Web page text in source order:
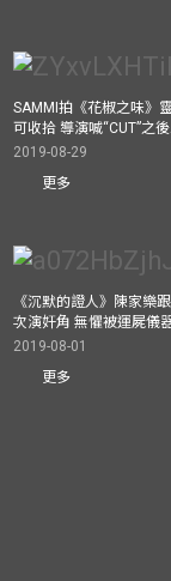
SAMMI拍《花椒之味》
可收拾 導演喊“CUT”之
2019-08-29
更多
《沉默的證人》陳家樂
次演奸角 無懼被運屍儀
2019-08-01
更多